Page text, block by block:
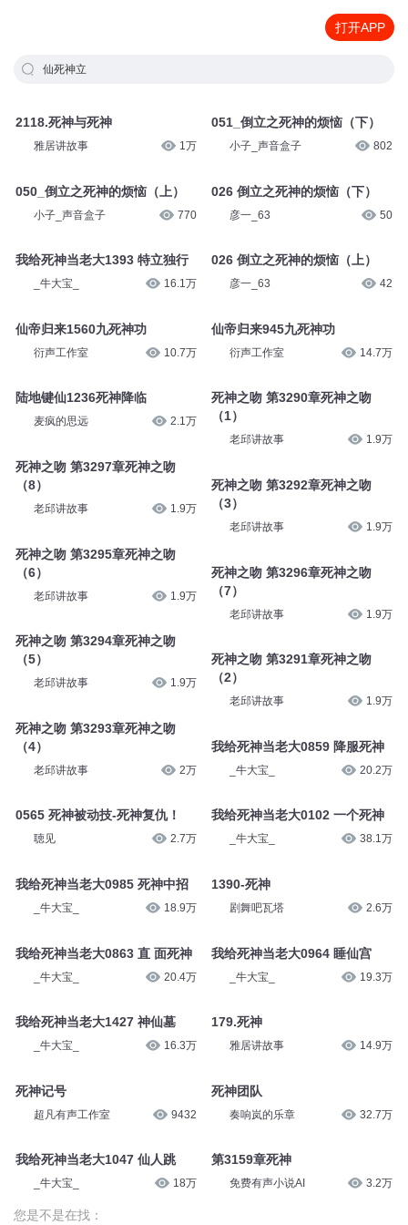
打开APP
仙死神立
2118.死神与死神
雅居讲故事 1万
050_倒立之死神的烦恼（上）
小子_声音盒子 770
我给死神当老大1393 特立独行
_牛大宝_ 16.1万
仙帝归来1560九死神功
衍声工作室 10.7万
陆地键仙1236死神降临
麦疯的思远 2.1万
死神之吻 第3297章死神之吻
（8）
老邱讲故事 1.9万
死神之吻 第3295章死神之吻
（6）
老邱讲故事 1.9万
死神之吻 第3294章死神之吻
（5）
老邱讲故事 1.9万
死神之吻 第3293章死神之吻
（4）
老邱讲故事 2万
0565 死神被动技-死神复仇！
聴见 2.7万
我给死神当老大0985 死神中招
_牛大宝_ 18.9万
我给死神当老大0863 直 面死神
_牛大宝_ 20.4万
我给死神当老大1427 神仙墓
_牛大宝_ 16.3万
死神记号
超凡有声工作室 9432
我给死神当老大1047 仙人跳
_牛大宝_ 18万
051_倒立之死神的烦恼（下）
小子_声音盒子 802
026 倒立之死神的烦恼（下）
彦一_63 50
026 倒立之死神的烦恼（上）
彦一_63 42
仙帝归来945九死神功
衍声工作室 14.7万
死神之吻 第3290章死神之吻
（1）
老邱讲故事 1.9万
死神之吻 第3292章死神之吻
（3）
老邱讲故事 1.9万
死神之吻 第3296章死神之吻
（7）
老邱讲故事 1.9万
死神之吻 第3291章死神之吻
（2）
老邱讲故事 1.9万
我给死神当老大0859 降服死神
_牛大宝_ 20.2万
我给死神当老大0102 一个死神
_牛大宝_ 38.1万
1390-死神
剧舞吧瓦塔 2.6万
我给死神当老大0964 睡仙宫
_牛大宝_ 19.3万
179.死神
雅居讲故事 14.9万
死神团队
奏响岚的乐章 32.7万
第3159章死神
免费有声小说AI 3.2万
您是不是在找：